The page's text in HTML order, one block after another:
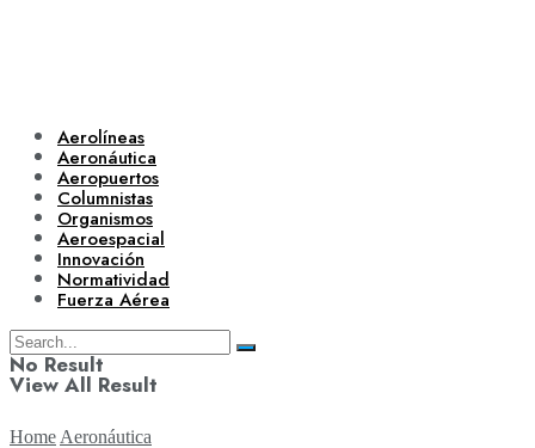
Aerolíneas
Aeronáutica
Aeropuertos
Columnistas
Organismos
Aeroespacial
Innovación
Normatividad
Fuerza Aérea
No Result
View All Result
Home Aeronáutica